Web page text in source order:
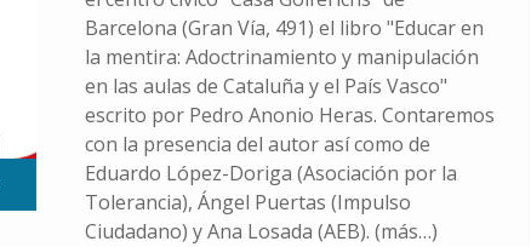
Barcelona (Gran Vía, 491) el libro "Educar en
la mentira: Adoctrinamiento y manipulación
en las aulas de Cataluña y el País Vasco"
escrito por Pedro Anonio Heras. Contaremos
con la presencia del autor así como de
Eduardo López-Doriga (Asociación por la
Tolerancia), Ángel Puertas (Impulso
Ciudadano) y Ana Losada (AEB). (más…)